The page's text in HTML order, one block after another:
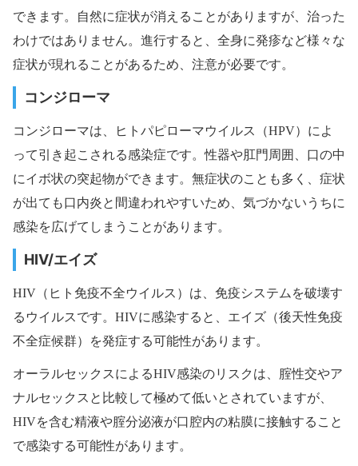
できます。自然に症状が消えることがありますが、治った
わけではありません。進行すると、全身に発疹など様々な
症状が現れることがあるため、注意が必要です。
コンジローマ
コンジローマは、ヒトパピローマウイルス（HPV）によ
って引き起こされる感染症です。性器や肛門周囲、口の中
にイボ状の突起物ができます。無症状のことも多く、症状
が出ても口内炎と間違われやすいため、気づかないうちに
感染を広げてしまうことがあります。
HIV/エイズ
HIV（ヒト免疫不全ウイルス）は、免疫システムを破壊す
るウイルスです。HIVに感染すると、エイズ（後天性免疫
不全症候群）を発症する可能性があります。
オーラルセックスによるHIV感染のリスクは、腟性交やア
ナルセックスと比較して極めて低いとされていますが、
HIVを含む精液や腟分泌液が口腔内の粘膜に接触すること
で感染する可能性があります。